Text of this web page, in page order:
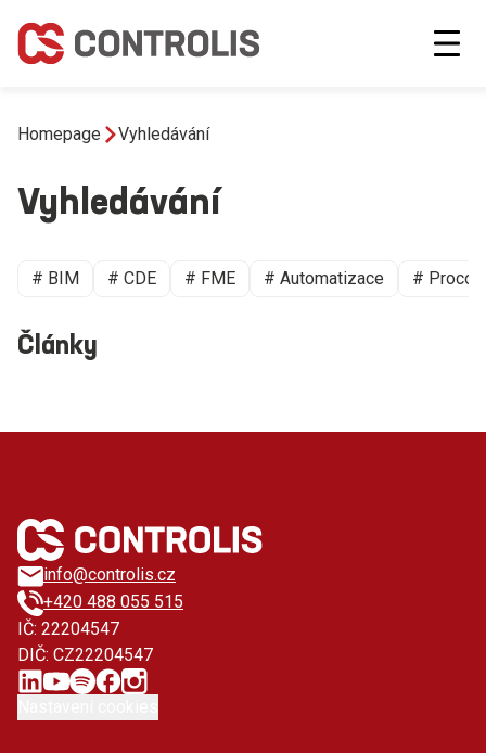
Homepage Vyhledávání
Vyhledávání
# BIM # CDE # FME # Automatizace #
Články
info@controlis.cz
+420 488 055 515
IČ: 22204547
DIČ: CZ22204547